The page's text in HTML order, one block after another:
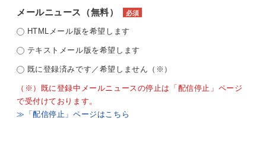
メールニュース（無料） 必須
HTMLメール版を希望します
テキストメール版を希望します
既に登録済みです／希望しません（※）
（※）既に登録中メールニュースの停止は「配信停止」ページ
で受付けております。
≫「配信停止」ページはこちら